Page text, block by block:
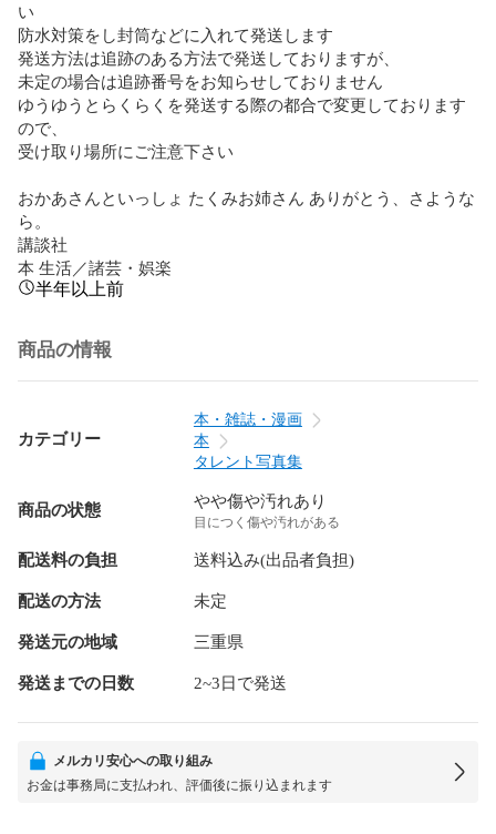
い
防水対策をし封筒などに入れて発送します
発送方法は追跡のある方法で発送しておりますが、
未定の場合は追跡番号をお知らせしておりません
ゆうゆうとらくらくを発送する際の都合で変更しております
ので、
受け取り場所にご注意下さい
おかあさんといっしょ たくみお姉さん ありがとう、さような
ら。
講談社
本 生活／諸芸・娯楽
半年以上前
商品の情報
カテゴリー
本・雑誌・漫画
本
タレント写真集
商品の状態 やや傷や汚れあり
目につく傷や汚れがある
配送料の負担 送料込み(出品者負担)
配送の方法 未定
発送元の地域 三重県
発送までの日数 2~3日で発送
メルカリ安心への取り組み
お金は事務局に支払われ、評価後に振り込まれます